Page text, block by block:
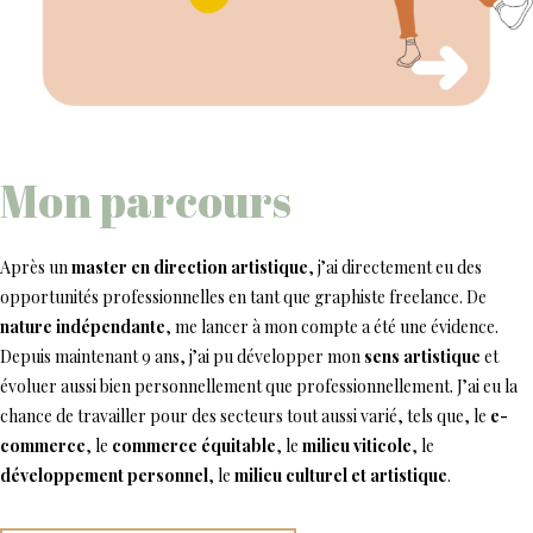
Mon parcours
Après unmaster en direction artistique, j’ai directement eu des
opportunités professionnelles en tant que graphiste freelance. De
nature indépendante, me lancer à mon compte a été une évidence.
Depuis maintenant 9 ans, j’ai pu développer mon sens artistique et
évoluer aussi bien personnellement que professionnellement. J’ai eu la
chance de travailler pour des secteurs tout aussi varié, tels que, le e-
commerce, le commerce équitable, le milieu viticole, le
développement personnel, le milieu culturel et artistique.